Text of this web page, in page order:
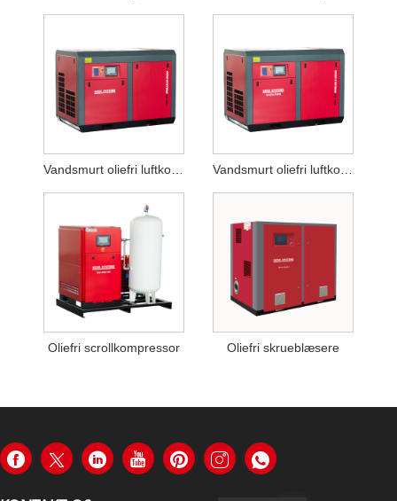
Vandsmurt oliefri luftkompressor Vandsmurt oliefri luftkompressor med variabel frekvens
Oliefri scrollkompressor Oliefri skrueblæsere